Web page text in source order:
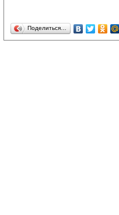
Поделиться…